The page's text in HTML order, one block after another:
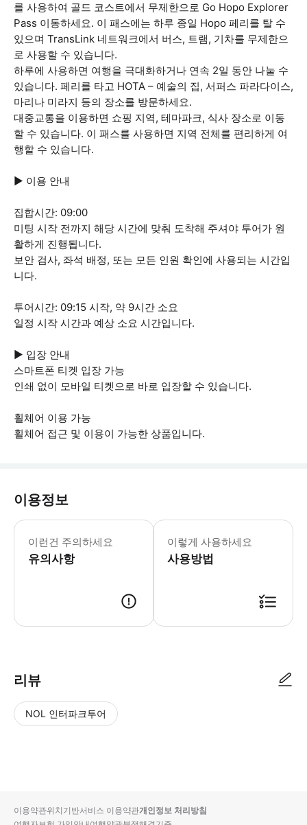
를 사용하여 골드 코스트에서 무제한으로 Go Hopo Explorer
Pass 이동하세요. 이 패스에는 하루 종일 Hopo 페리를 탈 수
있으며 TransLink 네트워크에서 버스, 트램, 기차를 무제한으
로 사용할 수 있습니다.
하루에 사용하면 여행을 극대화하거나 연속 2일 동안 나눌 수
있습니다. 페리를 타고 HOTA – 예술의 집, 서퍼스 파라다이스,
마리나 미라지 등의 장소를 방문하세요.
대중교통을 이용하면 쇼핑 지역, 테마파크, 식사 장소로 이동
할 수 있습니다. 이 패스를 사용하면 지역 전체를 편리하게 여
행할 수 있습니다.
▶ 이용 안내
집합시간: 09:00
미팅 시작 전까지 해당 시간에 맞춰 도착해 주셔야 투어가 원
활하게 진행됩니다.
보안 검사, 좌석 배정, 또는 모든 인원 확인에 사용되는 시간입
니다.
투어시간: 09:15 시작, 약 9시간 소요
일정 시작 시간과 예상 소요 시간입니다.
▶ 입장 안내
스마트폰 티켓 입장 가능
인쇄 없이 모바일 티켓으로 바로 입장할 수 있습니다.
휠체어 이용 가능
휠체어 접근 및 이용이 가능한 상품입니다.
이용정보
이런건 주의하세요
유의사항
▶ 꼭 알아두세요 선택한 날짜에 예약
이렇게 사용하세요
사용방법
리뷰
NOL 인터파크투어
입니
순
상
이용약관위치기반서비스 이용약관개인정보 처리방침